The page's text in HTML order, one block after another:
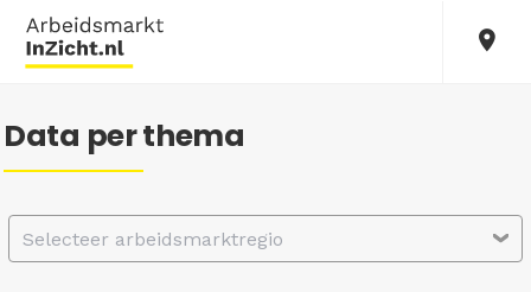
Data per thema
Selecteer arbeidsmarktregio